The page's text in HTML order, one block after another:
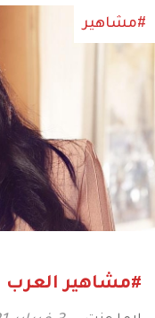
#مشاهير
#مشاهير العرب